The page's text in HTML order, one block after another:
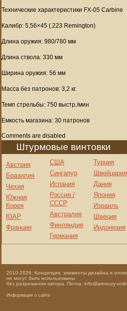
Технические характеристики FX-05 Carbine
Калибр: 5,56×45 (.223 Remington)
Длина оружия: 980/780 мм
Длина ствола: 330 мм
Ширина оружия: 56 мм
Масса без патронов: 3,2 кг.
Темп стрельбы: 750 выстр./мин
Емкость магазина: 30 патронов
Comments are disabled
Штурмовые винтовки
Австрия
Бразилия
Чехия
Южная
Корея
ЮАР
Франция
США
Сингапур
Испания
Россия /
СССР
Австралия
Финляндия
Германия
Турция
Швейцария
Дания
Япония
Израиль
Швеция
Индонезия
2010-2026. Концепция, элементы дизайна и
не могут быть использованы
без разрешения автора. Почта: info@armoury-
Информация о сайте